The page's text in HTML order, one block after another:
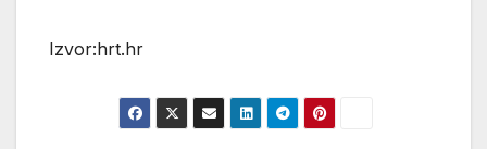
Izvor:hrt.hr